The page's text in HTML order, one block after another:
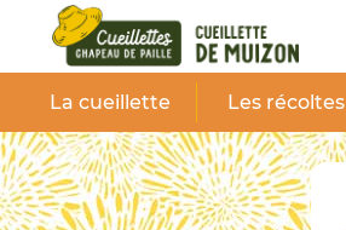
La cueillette Les récoltes
Panneau de gestion des cookies